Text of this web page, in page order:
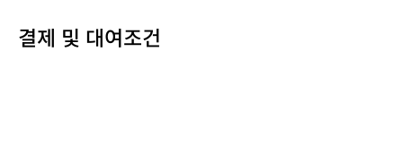
결제 및 대여조건